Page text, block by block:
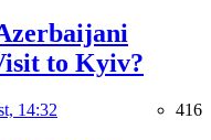
to Kyiv?
14:32 416